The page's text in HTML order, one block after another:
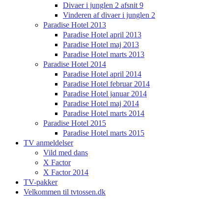
Divaer i junglen 2 afsnit 9
Vinderen af divaer i junglen 2
Paradise Hotel 2013
Paradise Hotel april 2013
Paradise Hotel maj 2013
Paradise Hotel marts 2013
Paradise Hotel 2014
Paradise Hotel april 2014
Paradise Hotel februar 2014
Paradise Hotel januar 2014
Paradise Hotel maj 2014
Paradise Hotel marts 2014
Paradise Hotel 2015
Paradise Hotel marts 2015
TV anmeldelser
Vild med dans
X Factor
X Factor 2014
TV-pakker
Velkommen til tvtossen.dk